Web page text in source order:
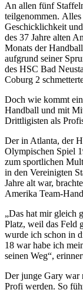
An allen fünf
teilgenommen.
Geschicklichkeit
des 37 Jahre alten
Monats der
aufgrund seiner
des HSC Bad
Coburg 2
Doch wie kommt
Handball und mit
Drittligisten als
Der in Atlanta, der
Olympischen Spiel
zum sportlichen
in den Vereinigten
Jahre alt war,
Amerika Team-
„Das hat mir gleich
Platz, weil das Feld
wurde ich schon in
18 war habe ich
seinen Weg“,
Der junge Gary war
Profi werden. So